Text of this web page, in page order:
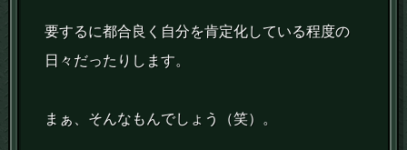
要するに都合良く自分を肯定化している程度の
日々だったりします。
まぁ、そんなもんでしょう（笑）。